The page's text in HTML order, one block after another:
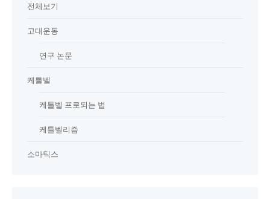
전체보기
고대운동
연구 논문
케틀벨
케틀벨 프로되는 법
케틀벨리즘
소마틱스